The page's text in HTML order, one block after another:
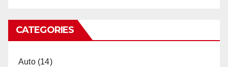
CATEGORIES
Auto(14)